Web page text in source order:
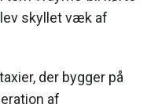
skyllet væk af
der bygger på
af